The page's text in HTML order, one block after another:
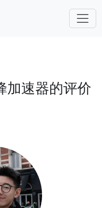
加速器的评价